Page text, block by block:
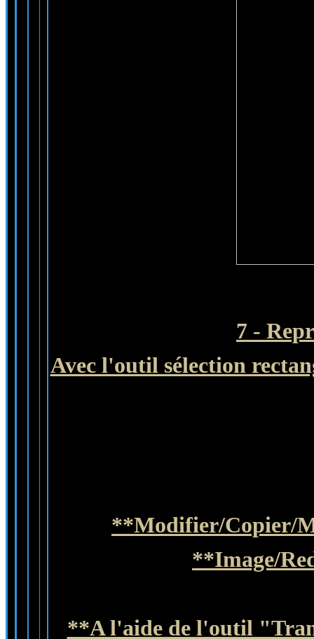
7 -
Avec l'outil sélection
**Modifier/Copier/
**Image/
**A l'aide de l'outil